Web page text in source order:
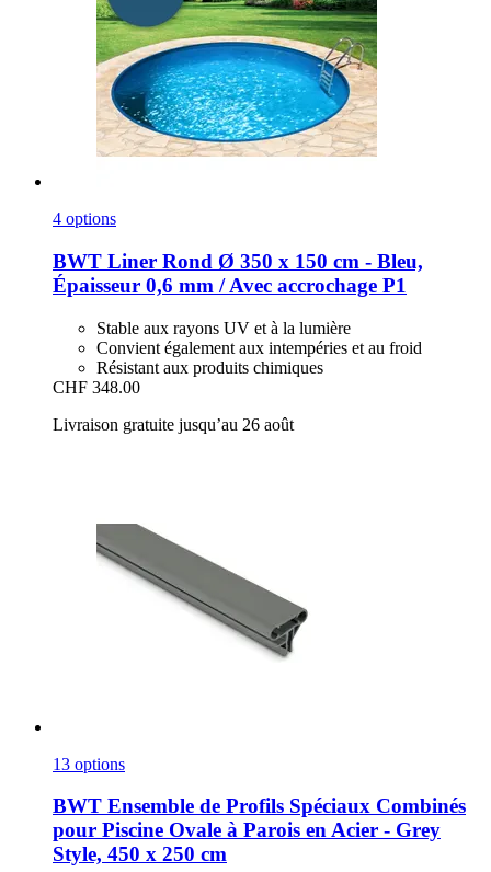
4 options
BWT Liner Rond Ø 350 x 150 cm -​ Bleu,
Épaisseur 0,6 mm / Avec accrochage P1
Stable aux rayons UV et à la lumière
Convient également aux intempéries et au froid
Résistant aux produits chimiques
CHF 348.00
Livraison gratuite jusqu’au 26 août
13 options
BWT Ensemble de Profils Spéciaux Combinés
pour Piscine Ovale à Parois en Acier -​ Grey
Style, 450 x 250 cm